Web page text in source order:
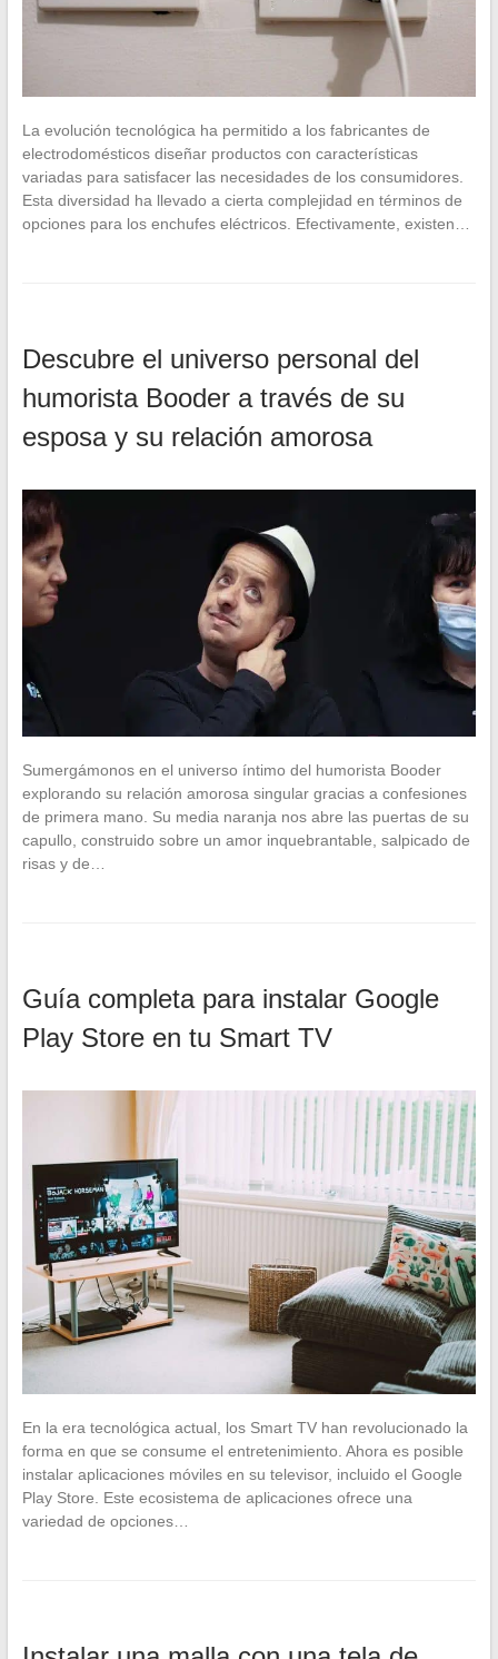
La evolución tecnológica ha permitido a los fabricantes de
electrodomésticos diseñar productos con características
variadas para satisfacer las necesidades de los consumidores.
Esta diversidad ha llevado a cierta complejidad en términos de
opciones para los enchufes eléctricos. Efectivamente, existen…
Descubre el universo personal del
humorista Booder a través de su
esposa y su relación amorosa
Sumergámonos en el universo íntimo del humorista Booder
explorando su relación amorosa singular gracias a confesiones
de primera mano. Su media naranja nos abre las puertas de su
capullo, construido sobre un amor inquebrantable, salpicado de
risas y de…
Guía completa para instalar Google
Play Store en tu Smart TV
En la era tecnológica actual, los Smart TV han revolucionado la
forma en que se consume el entretenimiento. Ahora es posible
instalar aplicaciones móviles en su televisor, incluido el Google
Play Store. Este ecosistema de aplicaciones ofrece una
variedad de opciones…